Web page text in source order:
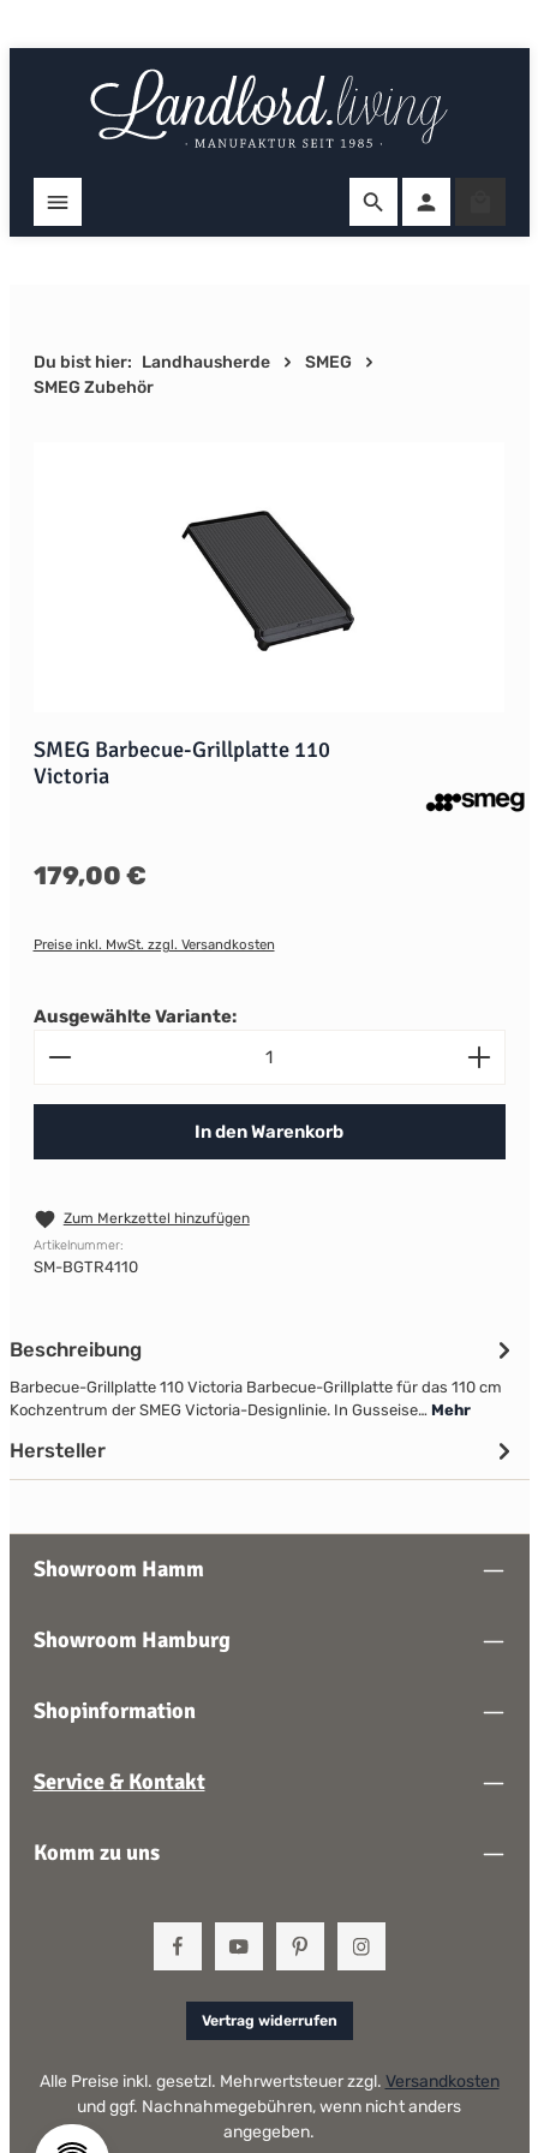
Du bist hier: Landhausherde
SMEG
SMEG Zubehör
SMEG Barbecue-Grillplatte 110
Victoria
Regulärer Preis:
179,00 €
Preise inkl. MwSt. zzgl. Versandkosten
Ausgewählte Variante:
Produkt Anzahl: Gib den gewünschten Wert ein
In den Warenkorb
Zum Merkzettel hinzufügen
Artikelnummer:
SM-BGTR4110
Beschreibung
Barbecue-Grillplatte 110 Victoria Barbecue-Grillplatte für das 110 cm
Kochzentrum der SMEG Victoria-Designlinie. In Gusseise… Mehr
Hersteller
Showroom Hamm
Showroom Hamburg
Shopinformation
Service & Kontakt
Komm zu uns
Vertrag widerrufen
Alle Preise inkl. gesetzl. Mehrwertsteuer zzgl. Versandkosten
und ggf. Nachnahmegebühren, wenn nicht anders
angegeben.